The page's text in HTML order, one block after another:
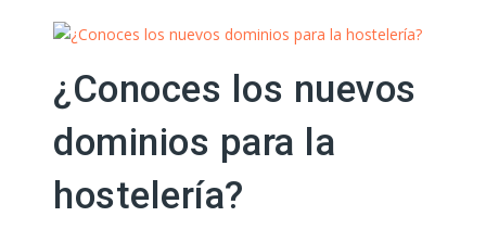
¿Conoces los nuevos
dominios para la
hostelería?